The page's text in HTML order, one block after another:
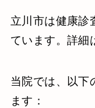
立川市は健康診
ています。詳細
当院では、以下
ます：